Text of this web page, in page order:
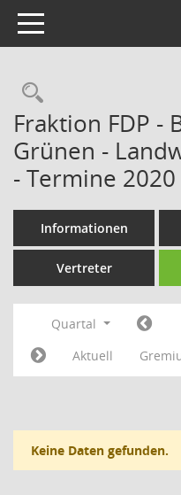
Toggle navigation
Fraktion FDP -
Grünen -
- Termine 2020
Informationen
Vertreter
Quartal
Aktuell
Keine Daten gefunden.